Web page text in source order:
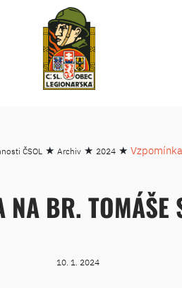
ČSOL ★ Archiv ★ 2024 ★
NA BR. TOMÁŠE
10. 1. 2024